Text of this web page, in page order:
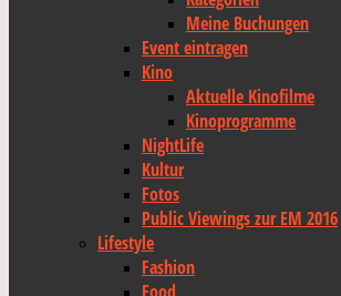
Meine Buchungen
Event eintragen
Kino
Aktuelle Kinofilme
Kinoprogramme
NightLife
Kultur
Fotos
Public Viewings zur EM 2016
Lifestyle
Fashion